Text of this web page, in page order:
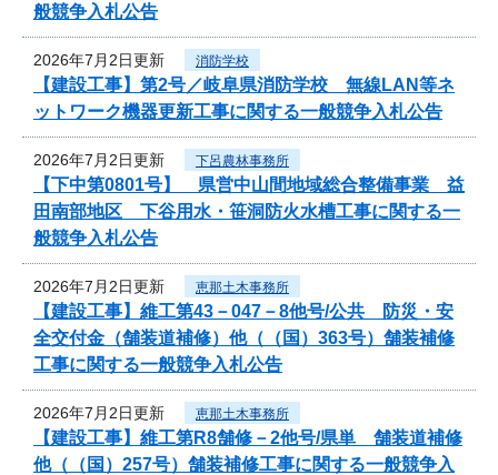
般競争入札公告
2026年7月2日更新 消防学校
【建設工事】第2号／岐阜県消防学校 無線LAN等ネ
ットワーク機器更新工事に関する一般競争入札公告
2026年7月2日更新 下呂農林事務所
【下中第0801号】 県営中山間地域総合整備事業 益
田南部地区 下谷用水・笹洞防火水槽工事に関する一
般競争入札公告
2026年7月2日更新 恵那土木事務所
【建設工事】維工第43－047－8他号/公共 防災・安
全交付金（舗装道補修）他（（国）363号）舗装補修
工事に関する一般競争入札公告
2026年7月2日更新 恵那土木事務所
【建設工事】維工第R8舗修－2他号/県単 舗装道補修
他（（国）257号）舗装補修工事に関する一般競争入